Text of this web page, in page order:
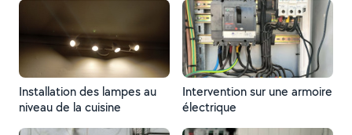
Installation des lampes au
niveau de la cuisine
Intervention sur une armoire
électrique